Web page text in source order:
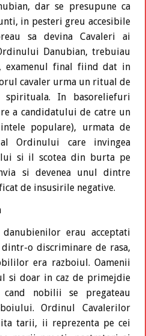
dar se presupune ca
in pesteri greu accesibile
sa devina Cavaleri ai
Danubian, trebuiau
examenul final fiind dat in
cavaler urma un ritual de
spirituala. In basoreliefuri
a candidatului de catre un
populare), urmata de
Ordinului care invingea
si il scotea din burta pe
si devenea unul dintre
de insusirile negative.
erau acceptati
o discriminare de rasa,
era razboiul. Oamenii
si doar in caz de primejdie
nobilii se pregateau
Ordinul Cavalerilor
tarii, ii reprezenta pe cei